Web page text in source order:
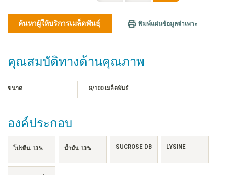
TIẾNG VIỆT
ค้นหาผู้ให้บริการเมล็ดพันธุ์ พิมพ์แผ่นข้อมูลจำเพาะ
คุณสมบัติทางด้านคุณภาพ
ขนาด G/100 เมล็ดพันธ์
องค์ประกอบ
โปรตีน 13% น้ำมัน 13% SUCROSE DB LYSINE